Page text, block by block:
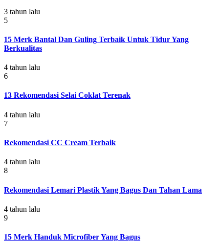
3 tahun lalu
5
15 Merk Bantal Dan Guling Terbaik Untuk Tidur Yang
Berkualitas
4 tahun lalu
6
13 Rekomendasi Selai Coklat Terenak
4 tahun lalu
7
Rekomendasi CC Cream Terbaik
4 tahun lalu
8
Rekomendasi Lemari Plastik Yang Bagus Dan Tahan Lama
4 tahun lalu
9
15 Merk Handuk Microfiber Yang Bagus